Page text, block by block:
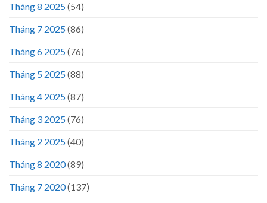
Tháng 8 2025(54)
Tháng 7 2025(86)
Tháng 6 2025(76)
Tháng 5 2025(88)
Tháng 4 2025(87)
Tháng 3 2025(76)
Tháng 2 2025(40)
Tháng 8 2020(89)
Tháng 7 2020(137)